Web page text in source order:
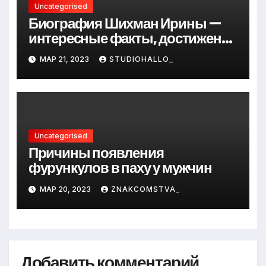
Uncategorised
Биография Шихман Ирины —
интересные факты, достижения
и путь к успеху
МАР 21, 2023 STUDIOHALLO_
Uncategorised
Причины появления
фурункулов в паху у мужчин
МАР 20, 2023 ZNAKCOMSTVA_